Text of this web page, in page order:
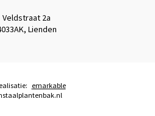
Veldstraat 2a
Lienden
emarkable